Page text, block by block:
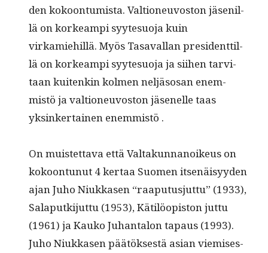
den kokoon­tu­mista. Val­tioneu­vos­ton jäse­nil­
lä on korkeampi syyte­suo­ja kuin
virkamiehillä. Myös Tasaval­lan pres­i­dent­til­
lä on korkeampi syyte­suo­ja ja siihen tarvi­
taan kuitenkin kol­men neljä­sosan enem­
mistö ja val­tioneu­vos­ton jäsenelle taas
yksinker­tainen enemmistö .
On muis­tet­ta­va että Val­takun­nanoikeus on
kokoon­tunut 4 ker­taa Suomen itsenäisyy­den
ajan Juho Niukkasen “raa­pu­tusjut­tu” (1933),
Sala­putk­i­jut­tu (1953), Kätilöopis­ton jut­tu
(1961) ja Kauko Juhan­talon tapaus (1993).
Juho Niukkasen päätök­ses­tä asian viemis­es­